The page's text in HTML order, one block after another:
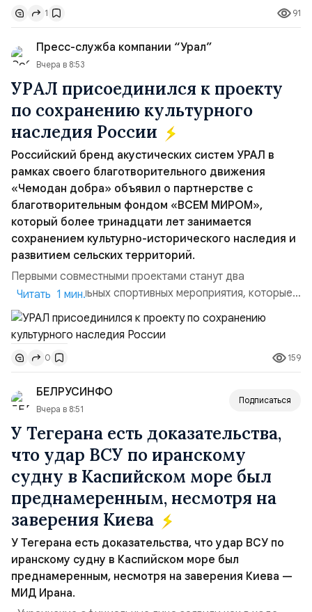
порта Самсун в Новороссийск свежие овощи и фрукты.
Ранены...
1 91
Пресс-служба компании “Урал”
Вчера в 8:53
УРАЛ присоединился к проекту
по сохранению культурного
наследия России
Российский бренд акустических систем УРАЛ в
рамках своего благотворительного движения
«Чемодан добра» объявил о партнерстве с
благотворительным фондом «ВСЕМ МИРОМ»,
который более тринадцати лет занимается
сохранением культурно-исторического наследия и
развитием сельских территорий.
Первыми совместными проектами станут два
благотворительных спортивных мероприятия, которые
пройдут в августе в Ивановской области и объединят
жителей региона, волонтеров и участников со всей
страны. Для УРАЛ это продолжение философии
бренда, основанной на развитии российского
производства и продвижении русского звука.
Компания убеждена, что уважение к с...
Читать 1 мин.
0 159
БЕЛРУСИНФО
Вчера в 8:51
Подписаться
У Тегерана есть доказательства,
что удар ВСУ по иранскому
судну в Каспийском море был
преднамеренным, несмотря на
заверения Киева
У Тегерана есть доказательства, что удар ВСУ по
иранскому судну в Каспийском море был
преднамеренным, несмотря на заверения Киева —
МИД Ирана.